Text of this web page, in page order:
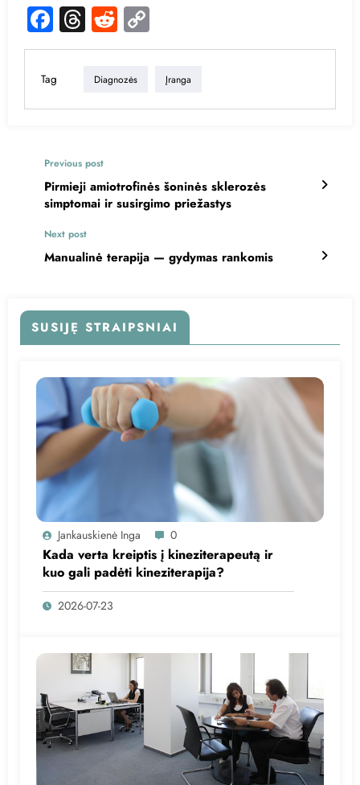
Facebook
Threads
Reddit
Link
Tag Diagnozės Įranga
Previous post
Pirmieji amiotrofinės šoninės sklerozės
simptomai ir susirgimo priežastys
Next post
Manualinė terapija — gydymas rankomis
SUSIJĘ STRAIPSNIAI
Jankauskienė Inga 0
Kada verta kreiptis į kineziterapeutą ir
kuo gali padėti kineziterapija?
2026-07-23